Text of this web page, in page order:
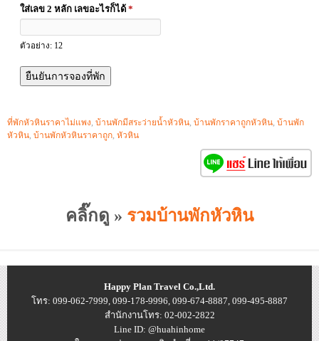
ใส่เลข 2 หลัก เลขอะไรก็ได้ *
ตัวอย่าง: 12
ที่พักหัวหินราคาไม่แพง, บ้านพักมีสระว่ายน้ำหัวหิน, บ้านพักราคาถูกหัวหิน, บ้านพัก
หัวหิน, บ้านพักหัวหินราคาถูก, หัวหิน
คลิ๊กดู » รวมบ้านพักหัวหิน
Happy Plan Travel Co.,Ltd.
โทร: 099-062-7999, 099-178-9996, 099-674-8887, 099-495-8887
สำนักงานโทร: 02-002-2822
Line ID: @huahinhome